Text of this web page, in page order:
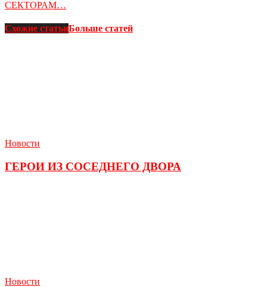
СЕКТОРАМ…
Схожие статьиБольше статей
Новости
ГЕРОИ ИЗ СОСЕДНЕГО ДВОРА
Новости